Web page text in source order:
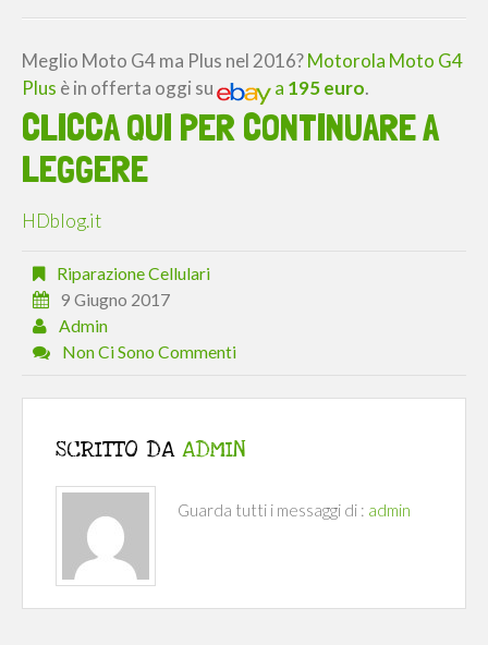
Meglio Moto G4 ma Plus nel 2016?Motorola Moto G4
Plus è in offerta oggi su a 195 euro.
CLICCA QUI PER CONTINUARE A
LEGGERE
HDblog.it
Riparazione Cellulari
9 Giugno 2017
Admin
Non Ci Sono Commenti
SCRITTO DA ADMIN
Guarda tutti i messaggi di : admin